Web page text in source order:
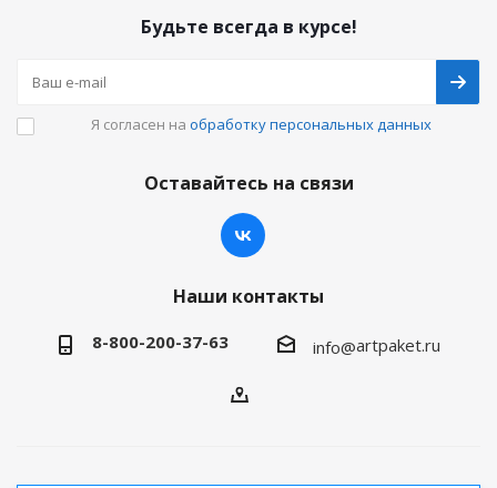
Будьте всегда в курсе!
Я согласен на обработку персональных данных
Оставайтесь на связи
Наши контакты
8-800-200-37-63 info@artpaket.ru